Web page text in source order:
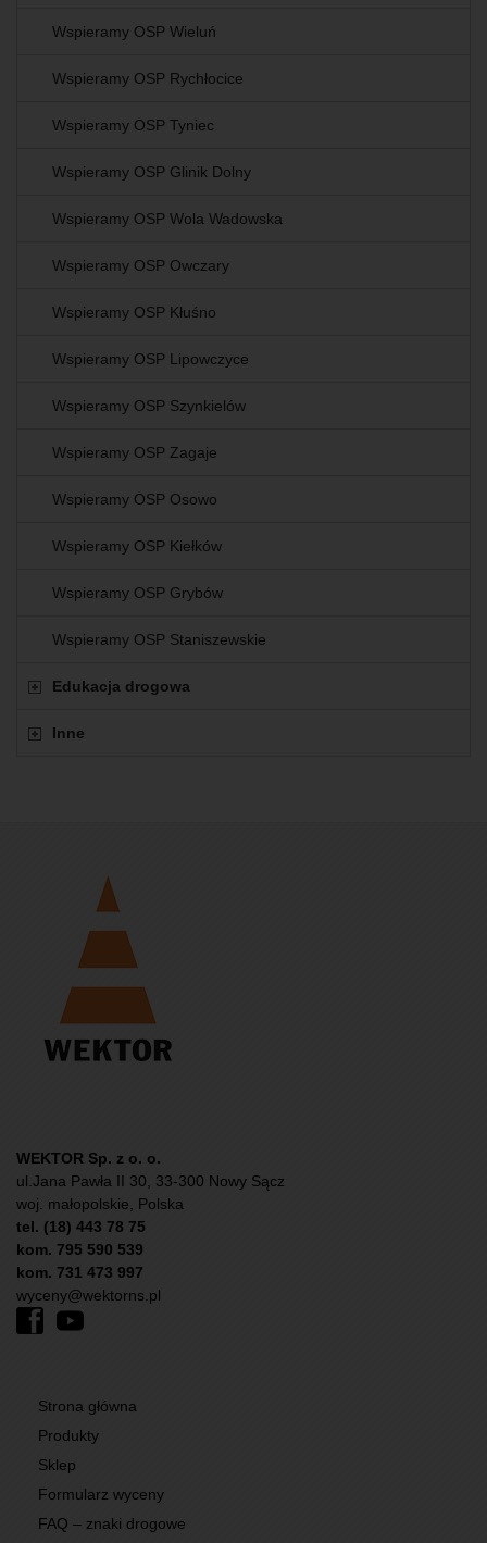
Wspieramy OSP Wieluń
Wspieramy OSP Rychłocice
Wspieramy OSP Tyniec
Wspieramy OSP Glinik Dolny
Wspieramy OSP Wola Wadowska
Wspieramy OSP Owczary
Wspieramy OSP Kłuśno
Wspieramy OSP Lipowczyce
Wspieramy OSP Szynkielów
Wspieramy OSP Zagaje
Wspieramy OSP Osowo
Wspieramy OSP Kiełków
Wspieramy OSP Grybów
Wspieramy OSP Staniszewskie
Edukacja drogowa
Inne
WEKTOR Sp. z o. o.
ul.Jana Pawła II 30, 33-300 Nowy Sącz
woj. małopolskie, Polska
tel. (18) 443 78 75
kom. 795 590 539
kom. 731 473 997
wyceny@wektorns.pl
Strona główna
Produkty
Sklep
Formularz wyceny
FAQ – znaki drogowe